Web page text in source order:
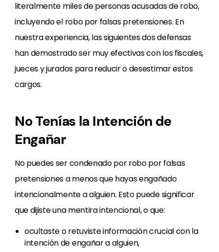
literalmente miles de personas acusadas de robo,
incluyendo el robo por falsas pretensiones. En
nuestra experiencia, las siguientes dos defensas
han demostrado ser muy efectivas con los fiscales,
jueces y jurados para reducir o desestimar estos
cargos.
No Tenías la Intención de
Engañar
No puedes ser condenado por robo por falsas
pretensiones a menos que hayas engañado
intencionalmente a alguien. Esto puede significar
que dijiste una mentira intencional, o que:
ocultaste o retuviste información crucial con la
intención de engañar a alguien,